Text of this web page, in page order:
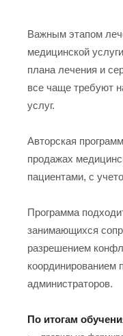
Важным этапом
медицинской
плана лечения и
все чаще требуют
услуг.
Авторская
продажах
пациентами, с
Программа
занимающихся
разрешением
координированием
администраторов.
По итогам